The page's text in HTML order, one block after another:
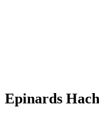
Epinards